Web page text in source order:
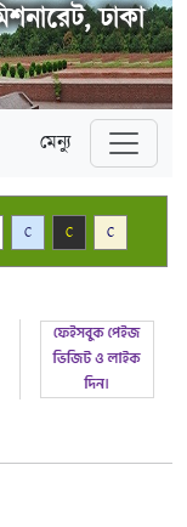
ঢাকা
মেন্যু
C C C